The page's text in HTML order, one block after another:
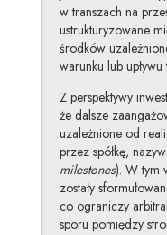
w transzach na
ustrukturyzowane
środków
warunku lub upływu
Z perspektywy
że dalsze
uzależnione od
przez spółkę,
milestones). W tym
zostały
co ograniczy
sporu pomiędzy